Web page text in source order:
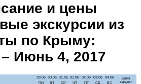
+ Ай-Петри
дворец
и цены
экскурсии из
по Крыму:
Июнь 4, 2017